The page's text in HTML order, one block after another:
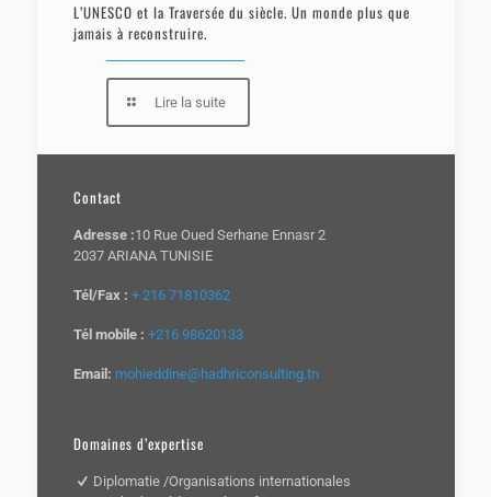
L’UNESCO et la Traversée du siècle. Un monde plus que
jamais à reconstruire.
Lire la suite
Contact
Adresse :10 Rue Oued Serhane Ennasr 2
2037 ARIANA TUNISIE
Tél/Fax : + 216 71810362
Tél mobile : +216 98620133
Email: mohieddine@hadhriconsulting.tn
Domaines d’expertise
Diplomatie /Organisations internationales